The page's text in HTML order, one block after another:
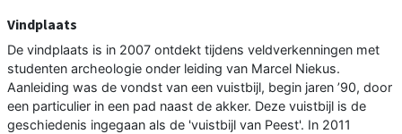
Vindplaats
De vindplaats is in 2007 ontdekt tijdens veldverkenningen met
studenten archeologie onder leiding van Marcel Niekus.
Aanleiding was de vondst van een vuistbijl, begin jaren ’90, door
een particulier in een pad naast de akker. Deze vuistbijl is de
geschiedenis ingegaan als de 'vuistbijl van Peest'. In 2011